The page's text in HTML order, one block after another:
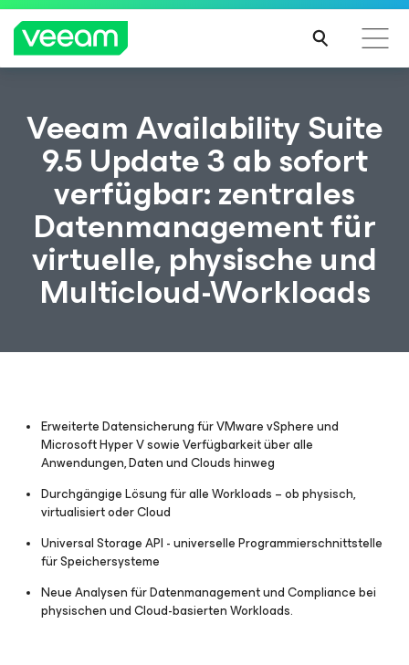
Hinweise von Veeam für Kunden, die vom Content-
Update von CrowdStrike betroffen sind
MEH
HRE
Veeam Availability Suite
9.5 Update 3 ab sofort
verfügbar: zentrales
Datenmanagement für
virtuelle, physische und
Multicloud-Workloads
Erweiterte Datensicherung für VMware vSphere und
Microsoft Hyper V sowie Verfügbarkeit über alle
Anwendungen, Daten und Clouds hinweg
Durchgängige Lösung für alle Workloads – ob physisch,
virtualisiert oder Cloud
Universal Storage API - universelle Programmierschnittstelle
für Speichersysteme
Neue Analysen für Datenmanagement und Compliance bei
physischen und Cloud-basierten Workloads.